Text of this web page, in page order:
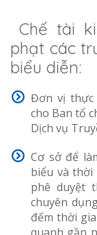
Chế tài
phạt các
biểu diễn:
Đơn vị thực
cho Ban tổ
Dịch vụ
Cơ sở để
biểu và
phê duyệt
chuyên
đếm thời